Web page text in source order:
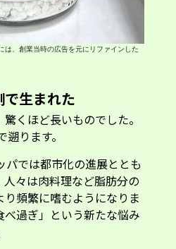
は、創業当時の広告を元にリファインした
生まれた
くほど長いものでした。
ります。
パでは都市化の進展ととも
々は肉料理など脂肪分の
頻繁に嗜むようになりま
べ過ぎ」という新たな悩み